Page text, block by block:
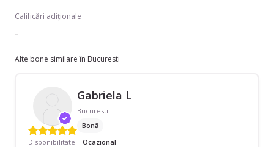
Calificări adiționale
-
Alte bone similare în Bucuresti
Gabriela L
Bucuresti
Bonă
Disponibilitate
Ocazional